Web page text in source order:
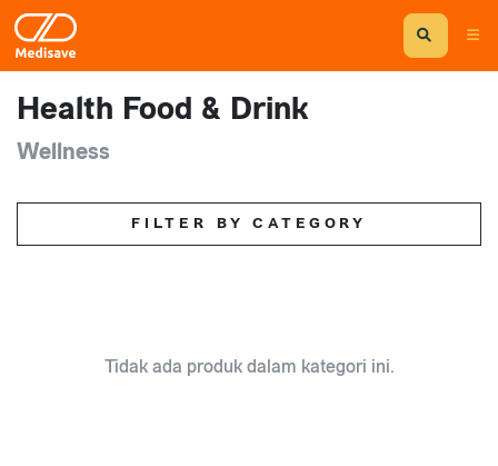
Health Food & Drink
Wellness
FILTER BY CATEGORY
Tidak ada produk dalam kategori ini.